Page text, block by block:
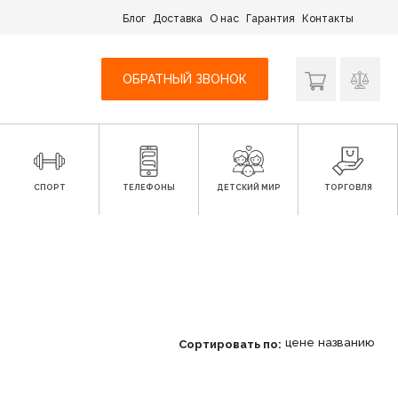
Блог Доставка О нас Гарантия Контакты
ОБРАТНЫЙ ЗВОНОК
СПОРТ ТЕЛЕФОНЫ ДЕТСКИЙ МИР ТОРГОВЛЯ
Сортировать по: цене названию